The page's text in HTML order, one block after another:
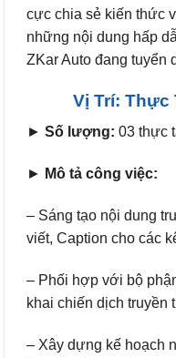
cực chia sẻ kiến thức
những nội dung hấp
ZKar Auto đang tuyển
Vị Trí: Thực
► Số lượng: 03 thực
► Mô tả công việc:
– Sáng tạo nội dung
viết, Caption cho các
– Phối hợp với bộ
khai chiến dịch truyền
– Xây dựng kế hoạch